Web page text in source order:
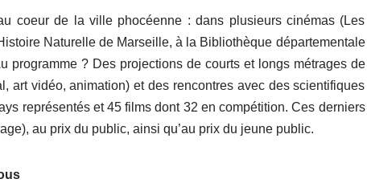
coeur de la ville phocéenne : dans plusieurs cinémas (Les
Naturelle de Marseille, à la Bibliothèque départementale
programme ? Des projections de courts et longs métrages de
art vidéo, animation) et des rencontres avec des scientifiques
représentés et 45 films dont 32 en compétition. Ces derniers
au prix du public, ainsi qu’au prix du jeune public.